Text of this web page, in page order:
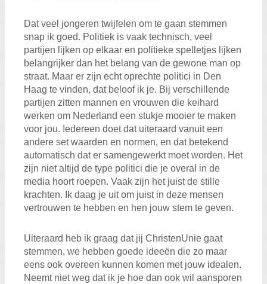
Dat veel jongeren twijfelen om te gaan stemmen
snap ik goed. Politiek is vaak technisch, veel
partijen lijken op elkaar en politieke spelletjes lijken
belangrijker dan het belang van de gewone man op
straat. Maar er zijn echt oprechte politici in Den
Haag te vinden, dat beloof ik je. Bij verschillende
partijen zitten mannen en vrouwen die keihard
werken om Nederland een stukje mooier te maken
voor jou. Iedereen doet dat uiteraard vanuit een
andere set waarden en normen, en dat betekend
automatisch dat er samengewerkt moet worden. Het
zijn niet altijd de type politici die je overal in de
media hoort roepen. Vaak zijn het juist de stille
krachten. Ik daag je uit om juist in deze mensen
vertrouwen te hebben en hen jouw stem te geven.
Uiteraard heb ik graag dat jij ChristenUnie gaat
stemmen, we hebben goede ideeën die zo maar
eens ook overeen kunnen komen met jouw idealen.
Neemt niet weg dat ik je hoe dan ook wil aansporen